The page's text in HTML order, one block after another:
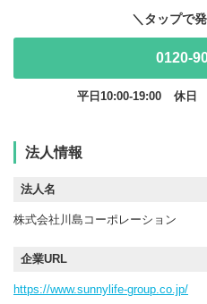
0120-
平日10:00-19:00 休日
法人情報
法人名
株式会社川島コーポレーション
企業URL
https://www.sunnylife-group.co.jp/